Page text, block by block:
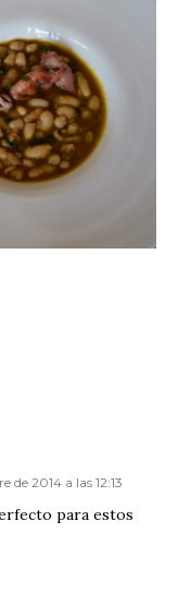
de 2014 a las 12:13
para estos